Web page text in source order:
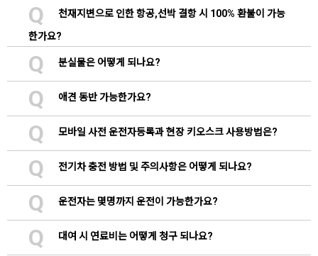
Q
천재지변으로 인한 항공,선박 결항 시 100% 환불이 가능
한가요?
Q 분실물은 어떻게 되나요?
Q 애견 동반 가능한가요?
Q 모바일 사전 운전자등록과 현장 키오스크 사용방법은?
Q 전기차 충전 방법 및 주의사항은 어떻게 되나요?
Q 운전자는 몇명까지 운전이 가능한가요?
Q 대여 시 연료비는 어떻게 청구 되나요?